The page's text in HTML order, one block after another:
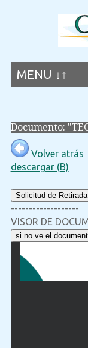
MENU ↓↑
Documento:
Volver atrás
descargar (B)
Solicitud de
-------------------
VISOR DE
si no ve el